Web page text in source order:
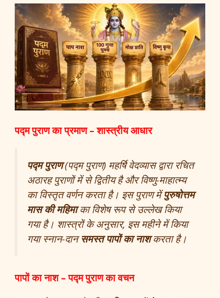
पद्म पुराण का प्रमाण – शास्त्रीय आधार
पद्म पुराण(पद्म पुराण) महर्षि वेदव्यास द्वारा रचित
अठारह पुराणों में से द्वितीय है और विष्णु-माहात्म्य
का विस्तृत वर्णन करता है। इस पुराण मेंपुरुषोत्तम
मास की महिमाका विशेष रूप से उल्लेख किया
गया है। शास्त्रों के अनुसार, इस महीने में किया
गया स्नान-दानसमस्त पापों का नाशकरता है।
पापों का नाश – पद्म पुराण का वचन